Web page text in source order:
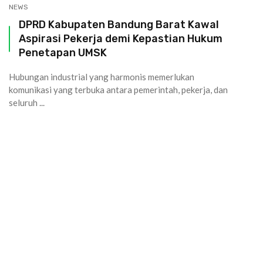
NEWS
DPRD Kabupaten Bandung Barat Kawal
Aspirasi Pekerja demi Kepastian Hukum
Penetapan UMSK
Hubungan industrial yang harmonis memerlukan
komunikasi yang terbuka antara pemerintah, pekerja, dan
seluruh ...